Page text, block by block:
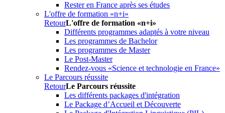
Rester en France après ses études
L'offre de formation «n+i»
RetourL'offre de formation «n+i»
Différents programmes adaptés à votre niveau
Les programmes de Bachelor
Les programmes de Master
Le Post-Master
Rendez-vous «Science et technologie en France»
Le Parcours réussite
RetourLe Parcours réussite
Les différents packages d'intégration
Le Package d’Accueil et Découverte